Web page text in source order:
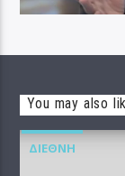
You may also
ΔΙΕΘΝΉ